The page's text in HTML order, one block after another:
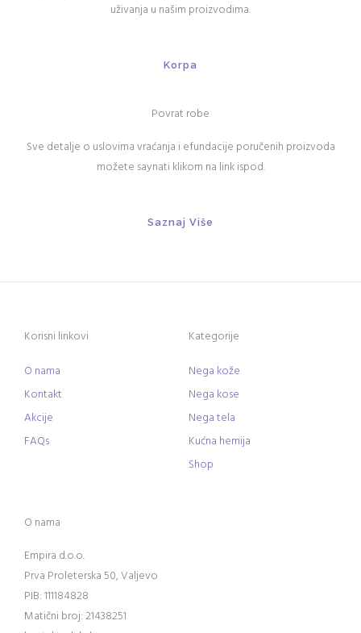
uživanja u našim proizvodima.
Korpa
Povrat robe
Sve detalje o uslovima vraćanja i efundacije poručenih proizvoda
možete saynati klikom na link ispod.
Saznaj Više
Korisni linkovi
O nama
Kontakt
Akcije
FAQs
Kategorije
Nega kože
Nega kose
Nega tela
Kućna hemija
Shop
O nama
Empira d.o.o.
Prva Proleterska 50, Valjevo
PIB: 111184828
Matični broj: 21438251